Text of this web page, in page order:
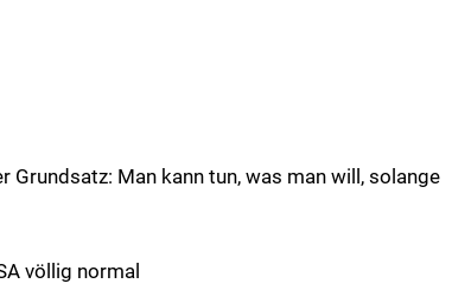
Man kann tun, was man will, solange
völlig normal